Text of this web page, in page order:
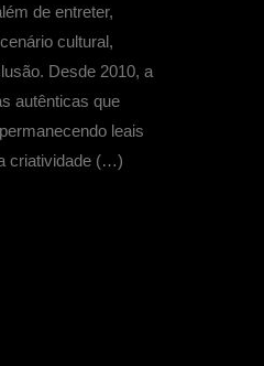
de entreter,
cultural,
Desde 2010, a
autênticas que
leais
criatividade (…)